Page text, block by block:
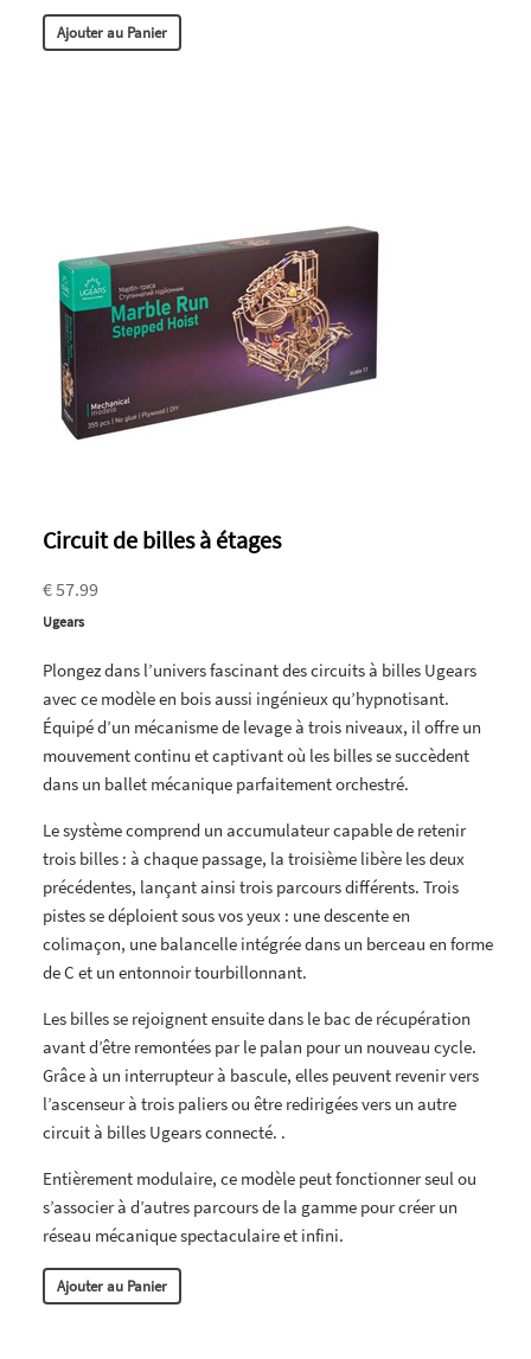
Ajouter au Panier
Circuit de billes à étages
€ 57.99
Ugears
Plongez dans l’univers fascinant des circuits à billes Ugears
avec ce modèle en bois aussi ingénieux qu’hypnotisant.
Équipé d’un mécanisme de levage à trois niveaux, il offre un
mouvement continu et captivant où les billes se succèdent
dans un ballet mécanique parfaitement orchestré.
Le système comprend un accumulateur capable de retenir
trois billes : à chaque passage, la troisième libère les deux
précédentes, lançant ainsi trois parcours différents. Trois
pistes se déploient sous vos yeux : une descente en
colimaçon, une balancelle intégrée dans un berceau en forme
de C et un entonnoir tourbillonnant.
Les billes se rejoignent ensuite dans le bac de récupération
avant d’être remontées par le palan pour un nouveau cycle.
Grâce à un interrupteur à bascule, elles peuvent revenir vers
l’ascenseur à trois paliers ou être redirigées vers un autre
circuit à billes Ugears connecté. .
Entièrement modulaire, ce modèle peut fonctionner seul ou
s’associer à d’autres parcours de la gamme pour créer un
réseau mécanique spectaculaire et infini.
Ajouter au Panier